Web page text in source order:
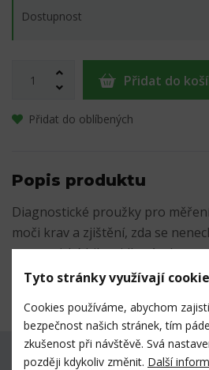
Dostupnost
Přidat do
Přidat do oblíbených
Popis produktu
Diagnostické proužky pro
moči krav a zjištění, zda se
energetické bilanci (ketóze).
50 ks v balení.
Máte dotaz k
Tyto stránky využívají
Cookies používáme, abychom
bezpečnost našich stránek, tím
zkušenost při návštěvě. Svá
později kdykoliv změnit. Další